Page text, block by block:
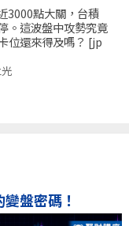
3000點大關，台積
。這波盤中攻勢究竟
位還來得及嗎？ [jp
盤密碼！